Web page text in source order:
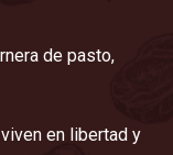
de pasto,
en libertad y